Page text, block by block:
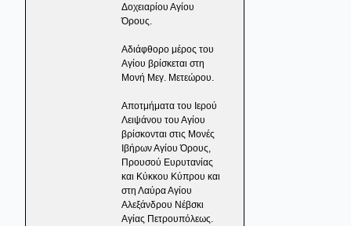
Δοχειαρίου Αγίου
Όρους.
Αδιάφθορο μέρος του
Αγίου βρίσκεται στη
Μονή Μεγ. Μετεώρου.
Αποτμήματα του Ιερού
Λειψάνου του Αγίου
βρίσκονται στις Μονές
Ιβήρων Αγίου Όρους,
Προυσού Ευρυτανίας
και Κύκκου Κύπρου και
στη Λαύρα Αγίου
Αλεξάνδρου Νέβσκι
Αγίας Πετρουπόλεως.